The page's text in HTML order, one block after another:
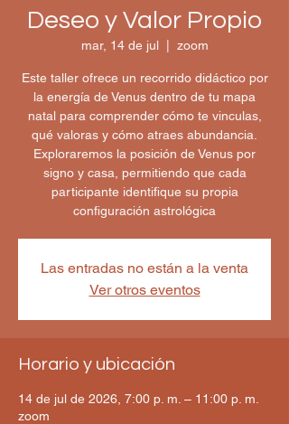
Deseo y Valor Propio
mar, 14 de jul
  |
zoom
Este taller ofrece un recorrido didáctico por
la energía de Venus dentro de tu mapa
natal para comprender cómo te vinculas,
qué valoras y cómo atraes abundancia.
Exploraremos la posición de Venus por
signo y casa, permitiendo que cada
participante identifique su propia
configuración astrológica
Las entradas no están a la venta
Ver otros eventos
Horario y ubicación
14 de jul de 2026, 7:00 p. m. – 11:00 p. m.
zoom